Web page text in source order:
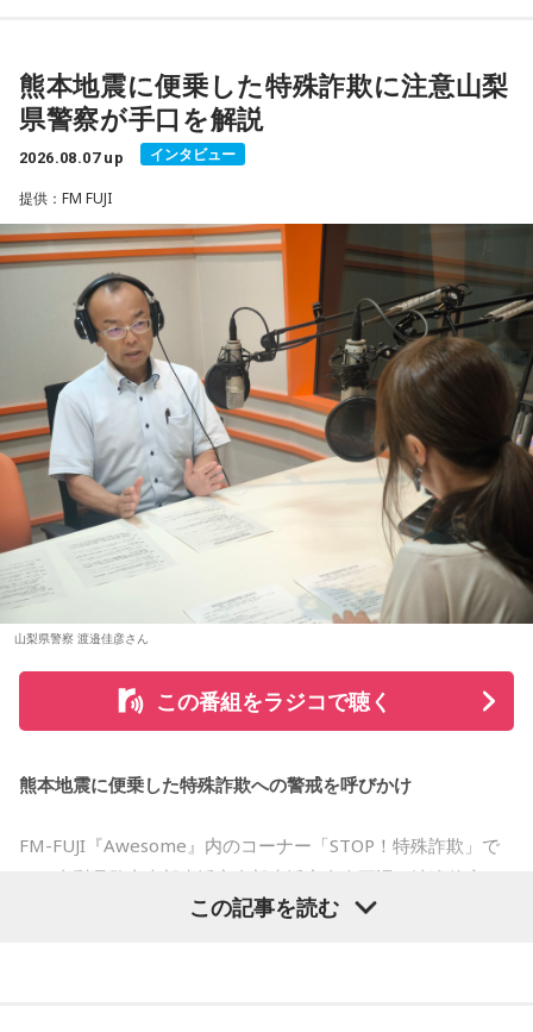
ことから、縁起を意識する人にとっても印象深い一日となり
そうです。
一方で、暦は古くから受け継がれてきた考え方の一つであ
「新しい財布を使い始める」「旅行へ出発する」「新たな目
標を立てる」など、自分にとって前向きな一歩を踏み出すき
っかけとして、無理のない範囲で暦を取り入れてみるのもよ
いでしょう。
日々の暮らしを少し前向きにするヒントとして、2026年8月8
日の「寅の日」を過ごしてみてはいかがでしょうか。
若井：ありがとう！
井滉斗
＜番組概要＞
番組名：SCHOOL OF LOCK!
放送日時：月曜～木曜 22:00～23:55／金曜 22:00～22:55
パーソナリティ：アンジー校長（アンジェリーナ1/3・
Gacharic Spin）、たんぼ教頭（溝上たんぼ）
番組Webサイト：
https://www.tfm.co.jp/lock/
番組公式X：@sol_info
増えるおそれがあることが紹介されました。
被災者を狙う悪質商法や義援金詐欺
渡邉さんは、災害時には被災した住宅を訪問し、家屋修繕や
必要物品の販売を装って高額な契約を迫る悪質商法が発生す
る可能性があると説明しました。
さらに、被災者以外を狙う犯罪として、公的機関や災害支援
団体を装い、義援金や寄付金を名目に現金や電子マネーをだ
まし取る詐欺にも注意が必要と呼びかけました。
過去には、自宅を訪れて義援金を集める手口や、自治体職員
を名乗る電話による詐欺も確認されていることから、支援先
が信頼できる団体であるか十分確認することが重要です。
善意につけ込む手口に冷静な対応を
番組ではこのほかにも、「不要品を被災地へ送る」と言って
物品を持ち去るケースや、被災者の親族・知人を装い送金を
求めるケースなど、過去に確認された手口も紹介されまし
た。
被災地を支援したいという善意は大切ですが、その気持ちを
の正当性を確認し、不審に感じた場合はすぐに相談すること
熊本地震に便乗した特殊詐欺に注意山梨
県警察が手口を解説
2026.08.07 up インタビュー
提供：FM FUJI
山梨県警察 渡邉佳彦さん
この番組をラジコで聴く
熊本地震に便乗した特殊詐欺への警戒を呼びかけ
FM-FUJI『Awesome』内のコーナー「STOP！特殊詐欺」で
は、山梨県警察本部生活安全部生活安全企画課の渡邉佳彦さ
んを迎え、熊本地震の発生に便乗した悪質な犯罪への注意を
この記事を読む